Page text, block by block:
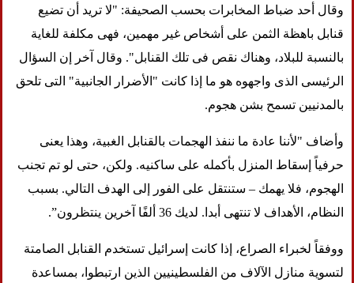
وقال أحد ضباط المخابرات بحسب الصحيفة: "لا تريد أن تضيع
قنابل باهظة الثمن على أشخاص غير مهمين، فهى مكلفة للغاية
بالنسبة للبلاد، وهناك نقص فى تلك القنابل". وقال آخر إن السؤال
الرئيسى الذى واجهوه هو ما إذا كانت "الأضرار الجانبية" التى تلحق
بالمدنيين تسمح بشن هجوم.
وأضاف "لأننا عادة ما ننفذ الهجمات بالقنابل الغبية، وهذا يعنى
حرفياً إسقاط المنزل بأكمله على ساكنيه. ولكن، حتى لو تم تجنب
الهجوم، فلا يهمك – ستنتقل على الفور إلى الهدف التالي. بسبب
النظام، الأهداف لا تنتهى أبدا. لديك 36 ألفًا آخرين ينتظرون”.
ووفقاً لخبراء الصراع، إذا كانت إسرائيل تستخدم القنابل الصامتة
لتسوية منازل الآلاف من الفلسطينيين الذين ارتبطوا، بمساعدة